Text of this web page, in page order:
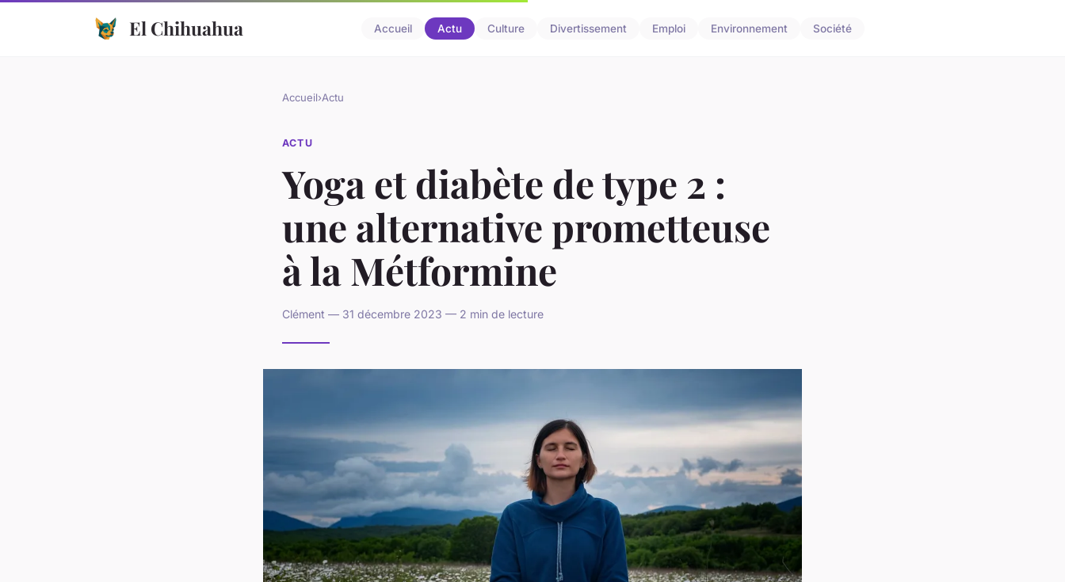
El Chihuahua Accueil Actu Culture Divertissement Emploi Environnement Société
Accueil›Actu
ACTU
Yoga et diabète de type 2 :
une alternative prometteuse
à la Métformine
Clément — 31 décembre 2023 — 2 min de lecture